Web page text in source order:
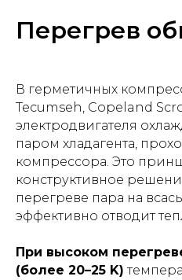
Перегрев
В герметичных
Tecumseh, Copeland
электродвигателя
паром хладагента,
компрессора. Это
конструктивное
перегреве пара на
эффективно отводит
При высоком
(более 20–25 K)